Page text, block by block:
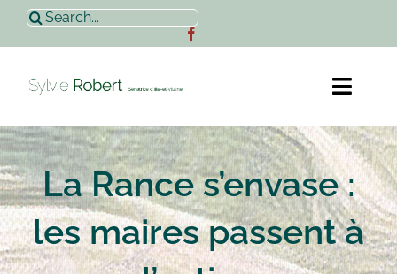
Passer
contenu
Rechercher:
Accueil
Sylvie Robert
Actualités
La Rance s’envase :
les maires passent à